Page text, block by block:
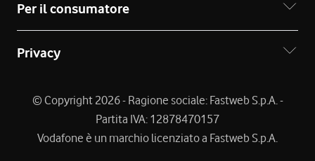
Per il consumatore
Privacy
© Copyright 2026 - Ragione sociale: Fastweb S.p.A. -
Partita IVA: 12878470157
Vodafone è un marchio licenziato a Fastweb S.p.A.